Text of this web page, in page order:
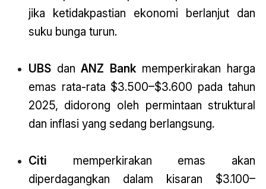
jika ketidakpastian ekonomi berlanjut dan
suku bunga turun.
UBSdanANZ Bankmemperkirakan harga
emas rata-rata $3.500–$3.600 pada tahun
2025, didorong oleh permintaan struktural
dan inflasi yang sedang berlangsung.
Citi memperkirakan emas akan
diperdagangkan dalam kisaran $3.100–